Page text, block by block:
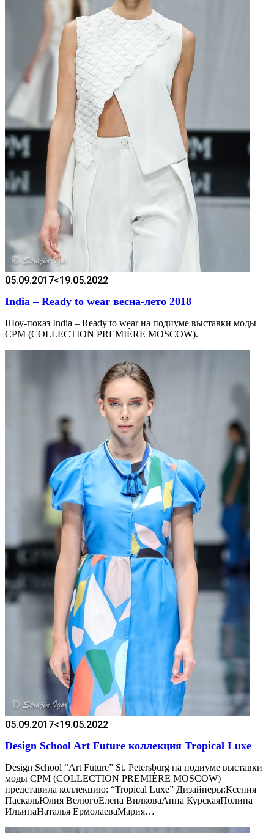
05.09.2017<19.05.2022
India – Ready to wear весна-лето 2018
Шоу-показ India – Ready to wear на подиуме выставки моды
CPM (COLLECTION PREMIÈRE MOSCOW).
05.09.2017<19.05.2022
Design School Art Future коллекция Tropical Luxe
Design School “Art Future” St. Petersburg на подиуме выставки
моды CPM (COLLECTION PREMIÈRE MOSCOW)
представила коллекцию: “Tropical Luxe” Дизайнеры:Ксения
ПаскальЮлия ВелюгоЕлена ВилковаАнна КурскаяПолина
ИльинаНаталья ЕрмолаеваМария…